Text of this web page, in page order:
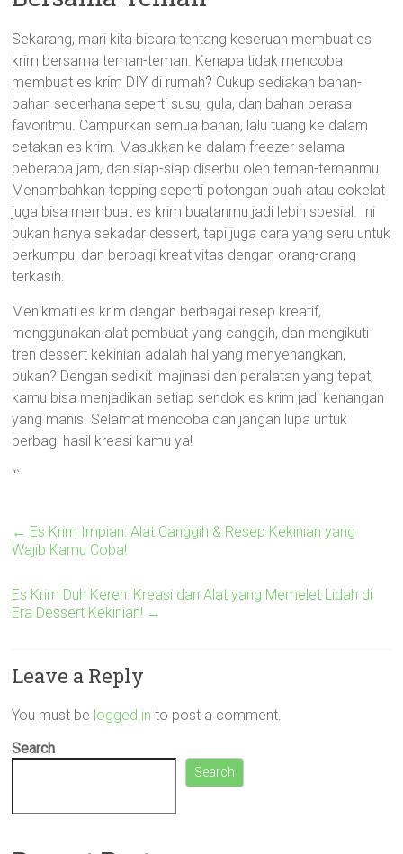
Sekarang, mari kita bicara tentang keseruan membuat es
krim bersama teman-teman. Kenapa tidak mencoba
membuat es krim DIY di rumah? Cukup sediakan bahan-
bahan sederhana seperti susu, gula, dan bahan perasa
favoritmu. Campurkan semua bahan, lalu tuang ke dalam
cetakan es krim. Masukkan ke dalam freezer selama
beberapa jam, dan siap-siap diserbu oleh teman-temanmu.
Menambahkan topping seperti potongan buah atau cokelat
juga bisa membuat es krim buatanmu jadi lebih spesial. Ini
bukan hanya sekadar dessert, tapi juga cara yang seru untuk
berkumpul dan berbagi kreativitas dengan orang-orang
terkasih.
Menikmati es krim dengan berbagai resep kreatif,
menggunakan alat pembuat yang canggih, dan mengikuti
tren dessert kekinian adalah hal yang menyenangkan,
bukan? Dengan sedikit imajinasi dan peralatan yang tepat,
kamu bisa menjadikan setiap sendok es krim jadi kenangan
yang manis. Selamat mencoba dan jangan lupa untuk
berbagi hasil kreasi kamu ya!
“`
← Es Krim Impian: Alat Canggih & Resep Kekinian yang
Wajib Kamu Coba!
Es Krim Duh Keren: Kreasi dan Alat yang Memelet Lidah di
Era Dessert Kekinian! →
Leave a Reply
You must be logged in to post a comment.
Search
Search